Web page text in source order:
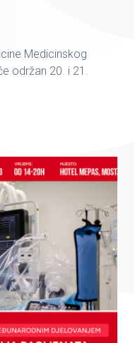
Medicinskog
održan 20. i 21.